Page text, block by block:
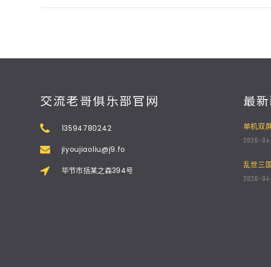
交流老哥俱乐部官网
13594780242
jiyoujiaoliu@j9.fo
毕节市括某之森394号
最
单机双
2026-
乱世三
2026-